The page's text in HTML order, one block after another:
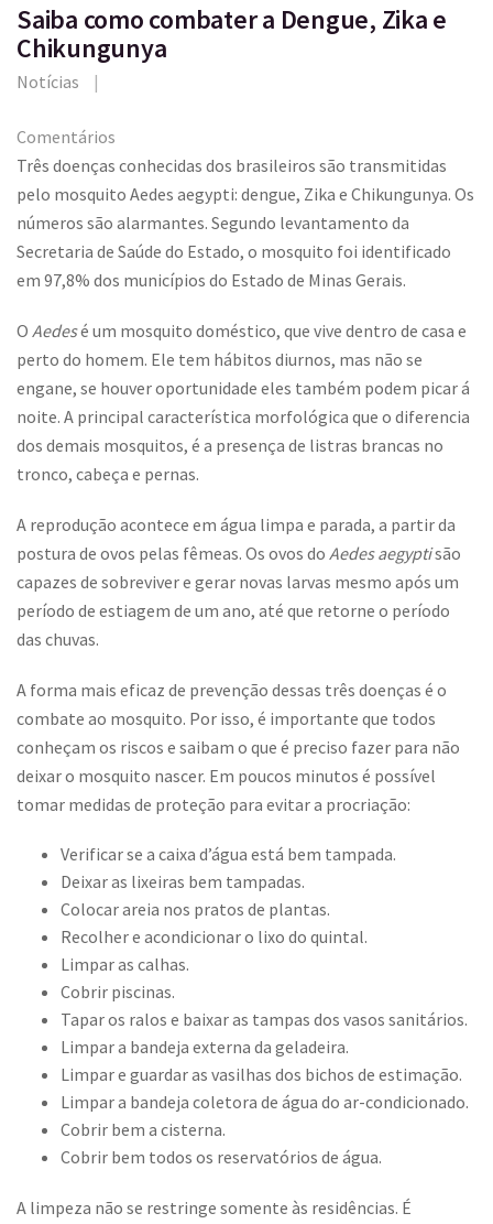
Saiba como combater a Dengue, Zika e
Chikungunya
Notícias
Comentários
Três doenças conhecidas dos brasileiros são transmitidas
pelo mosquito Aedes aegypti: dengue, Zika e Chikungunya. Os
números são alarmantes. Segundo levantamento da
Secretaria de Saúde do Estado, o mosquito foi identificado
em 97,8% dos municípios do Estado de Minas Gerais.
O Aedesé um mosquito doméstico, que vive dentro de casa e
perto do homem. Ele tem hábitos diurnos, mas não se
engane, se houver oportunidade eles também podem picar á
noite. A principal característica morfológica que o diferencia
dos demais mosquitos, é a presença de listras brancas no
tronco, cabeça e pernas.
A reprodução acontece em água limpa e parada, a partir da
postura de ovos pelas fêmeas. Os ovos do Aedes aegyptisão
capazes de sobreviver e gerar novas larvas mesmo após um
período de estiagem de um ano, até que retorne o período
das chuvas.
A forma mais eficaz de prevenção dessas três doenças é o
combate ao mosquito. Por isso, é importante que todos
conheçam os riscos e saibam o que é preciso fazer para não
deixar o mosquito nascer. Em poucos minutos é possível
tomar medidas de proteção para evitar a procriação:
Verificar se a caixa d’água está bem tampada.
Deixar as lixeiras bem tampadas.
Colocar areia nos pratos de plantas.
Recolher e acondicionar o lixo do quintal.
Limpar as calhas.
Cobrir piscinas.
Tapar os ralos e baixar as tampas dos vasos sanitários.
Limpar a bandeja externa da geladeira.
Limpar e guardar as vasilhas dos bichos de estimação.
Limpar a bandeja coletora de água do ar-condicionado.
Cobrir bem a cisterna.
Cobrir bem todos os reservatórios de água.
A limpeza não se restringe somente às residências. É